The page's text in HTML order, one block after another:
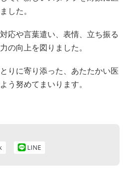
した。
応や言葉遣い、表情、立ち振る
の向上を図りました。
りに寄り添った、あたたかい医
う努めてまいります。
LINE